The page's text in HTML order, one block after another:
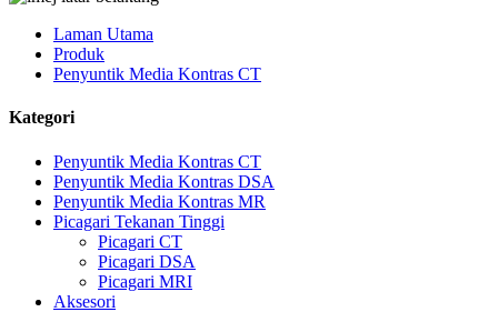
Laman Utama
Produk
Penyuntik Media Kontras CT
Kategori
Penyuntik Media Kontras CT
Penyuntik Media Kontras DSA
Penyuntik Media Kontras MR
Picagari Tekanan Tinggi
Picagari CT
Picagari DSA
Picagari MRI
Aksesori